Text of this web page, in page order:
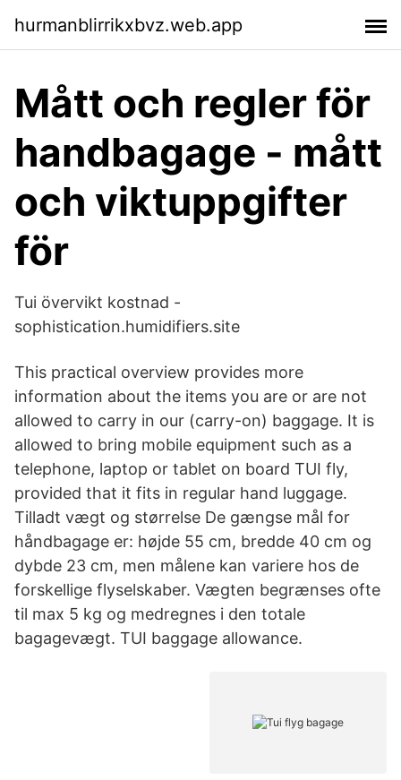
hurmanblirrikxbvz.web.app
Mått och regler för
handbagage - mått
och viktuppgifter
för
Tui övervikt kostnad -
sophistication.humidifiers.site
This practical overview provides more
information about the items you are or are not
allowed to carry in our (carry-on) baggage. It is
allowed to bring mobile equipment such as a
telephone, laptop or tablet on board TUI fly,
provided that it fits in regular hand luggage.
Tilladt vægt og størrelse De gængse mål for
håndbagage er: højde 55 cm, bredde 40 cm og
dybde 23 cm, men målene kan variere hos de
forskellige flyselskaber. Vægten begrænses ofte
til max 5 kg og medregnes i den totale
bagagevægt. TUI baggage allowance.